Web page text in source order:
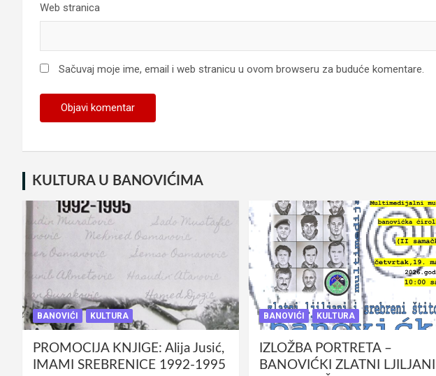
Web stranica
Sačuvaj moje ime, email i web stranicu u ovom browseru za buduće komentare.
KULTURA U BANOVIĆIMA
BANOVIĆI KULTURA
PROMOCIJA KNJIGE: Alija Jusić,
IMAMI SREBRENICE 1992-1995
BANOVIĆI KULTURA
IZLOŽBA PORTRETA –
BANOVIĆKI ZLATNI LJILJANI I